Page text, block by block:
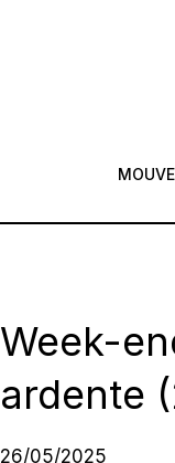
Week-
ardente
26/05/2025